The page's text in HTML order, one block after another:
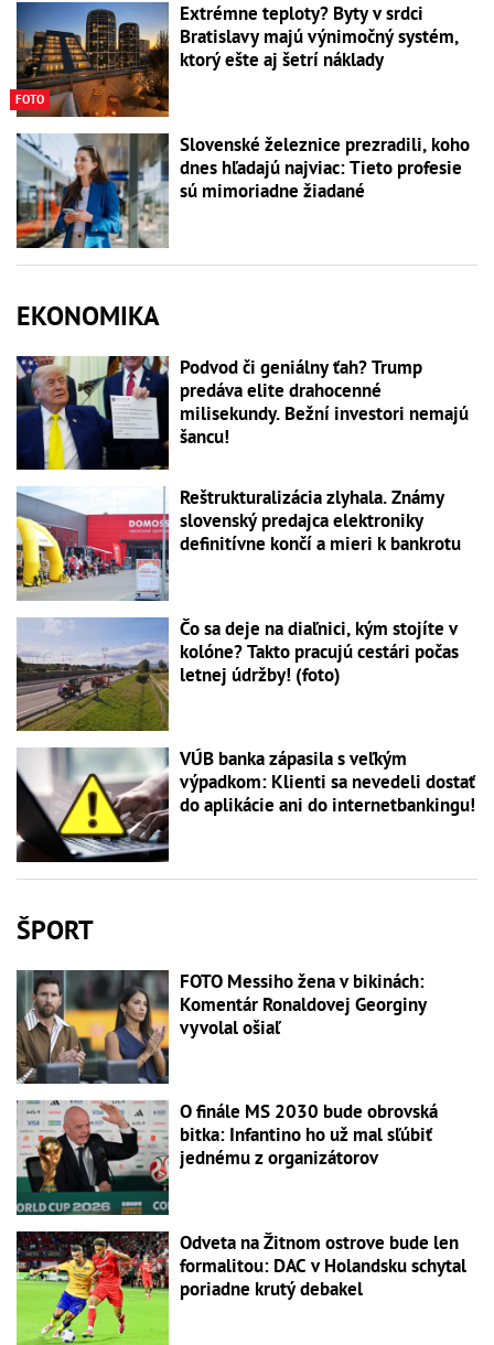
FOTO
Extrémne teploty? Byty v srdci
Bratislavy majú výnimočný systém,
ktorý ešte aj šetrí náklady
Slovenské železnice prezradili, koho
dnes hľadajú najviac: Tieto profesie
sú mimoriadne žiadané
EKONOMIKA
Podvod či geniálny ťah? Trump
predáva elite drahocenné
milisekundy. Bežní investori nemajú
šancu!
Reštrukturalizácia zlyhala. Známy
slovenský predajca elektroniky
definitívne končí a mieri k bankrotu
Čo sa deje na diaľnici, kým stojíte v
kolóne? Takto pracujú cestári počas
letnej údržby! (foto)
VÚB banka zápasila s veľkým
výpadkom: Klienti sa nevedeli dostať
do aplikácie ani do internetbankingu!
ŠPORT
FOTO Messiho žena v bikinách:
Komentár Ronaldovej Georginy
vyvolal ošiaľ
O finále MS 2030 bude obrovská
bitka: Infantino ho už mal sľúbiť
jednému z organizátorov
Odveta na Žitnom ostrove bude len
formalitou: DAC v Holandsku schytal
poriadne krutý debakel